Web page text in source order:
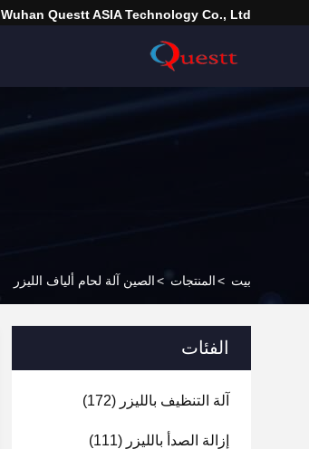
Wuhan Questt ASIA Technology Co., Ltd.
بيت >المنتجات >الصين آلة لحام ألياف الليزر
الفئات
آلة التنظيف بالليزر (172)
إزالة الصدأ بالليزر (111)